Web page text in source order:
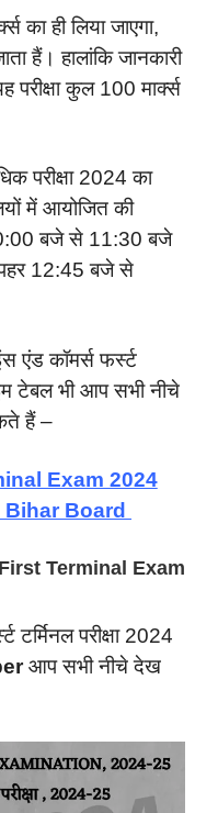
का ही लिया जाएगा,
हैं। हालांकि जानकारी
परीक्षा कुल 100 मार्क्स
परीक्षा 2024 का
में आयोजित की
10:00 बजे से 11:30 बजे
12:45 बजे से
एंड कॉमर्स फर्स्ट
टेबल भी आप सभी नीचे
हैं –
Exam 2024
Board
Terminal Exam
टर्मिनल परीक्षा 2024
आप सभी नीचे देख